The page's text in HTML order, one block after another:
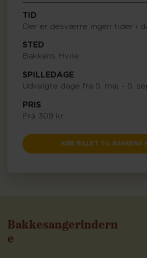
TID
Der er desværre ingen tider i
STED
Bakkens Hvile
SPILLEDAGE
Udvalgte dage fra 5. maj - 5.
PRIS
Fra 309 kr.
KØB BILLET TIL BAKKENS
Bakkesangerindern
e